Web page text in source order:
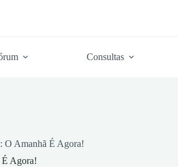
Consultas
O Amanhã É Agora!
Agora!